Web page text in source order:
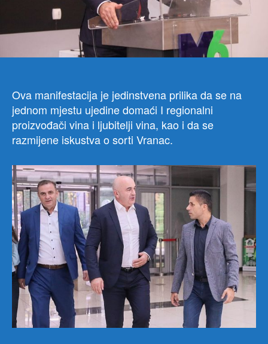
se
iz
Ova manifestacija je jedinstvena prilika da se na
jednom mjestu ujedine domaći I regionalni
proizvođači vina i ljubitelji vina, kao i da se
razmijene iskustva o sorti Vranac.